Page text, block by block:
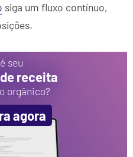
siga um fluxo contínuo,
seu
receita
orgânico?
agora